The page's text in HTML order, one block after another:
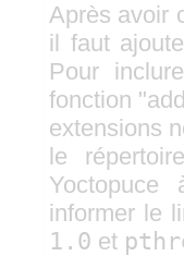
Après avoir
il faut
Pour
fonction
extensions
le
Yoctopuce
informer le
1.0 et